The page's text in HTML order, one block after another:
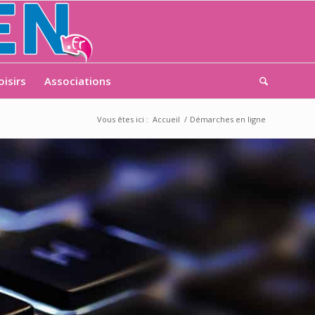
Associations
Vous êtes ici : Accueil / Démarches en ligne